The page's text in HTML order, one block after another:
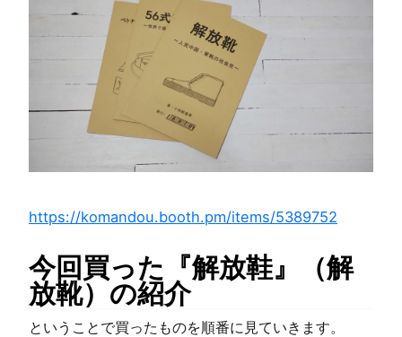
https://komandou.booth.pm/items/5389752
今回買った『解放鞋』（解
放靴）の紹介
ということで買ったものを順番に見ていきます。